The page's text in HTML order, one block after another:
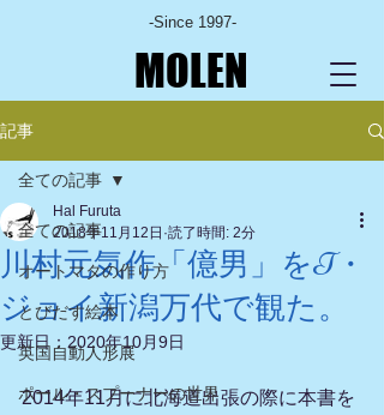
-Since 1997-
MOLEN
記事
全ての記事
オートマタの作り方
とびだす絵本
英国自動人形展
ポール・スプーナーの世界
全ての記事
川村元気作「億男」をT・
ジョイ新潟万代で観た。
Hal Furuta
2018年11月12日 読了時間: 2分
更新日： 2020年10月9日
2014年11月に北海道出張の際に本書を